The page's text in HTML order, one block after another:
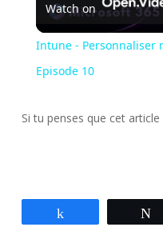
Watch on
Intune - Personnaliser
Episode 10
Si tu penses que cet